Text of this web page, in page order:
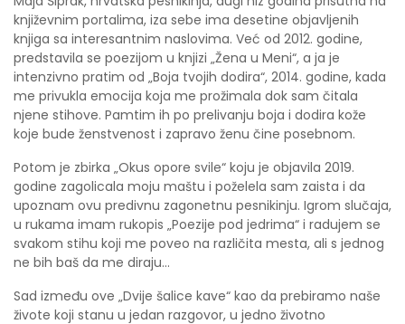
književnim portalima, iza sebe ima desetine objavljenih
knjiga sa interesantnim naslovima. Već od 2012. godine,
predstavila se poezijom u knjizi „Žena u Meni“, a ja je
intenzivno pratim od „Boja tvojih dodira“, 2014. godine, kada
me privukla emocija koja me prožimala dok sam čitala
njene stihove. Pamtim ih po prelivanju boja i dodira kože
koje bude ženstvenost i zapravo ženu čine posebnom.
Potom je zbirka „Okus opore svile“ koju je objavila 2019.
godine zagolicala moju maštu i poželela sam zaista i da
upoznam ovu predivnu zagonetnu pesnikinju. Igrom slučaja,
u rukama imam rukopis „Poezije pod jedrima“ i radujem se
svakom stihu koji me poveo na različita mesta, ali s jednog
ne bih baš da me diraju...
Sad između ove „Dvije šalice kave“ kao da prebiramo naše
živote koji stanu u jedan razgovor, u jedno životno